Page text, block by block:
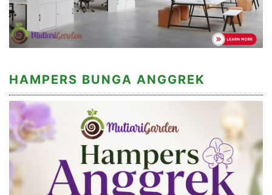
HAMPERS BUNGA ANGGREK